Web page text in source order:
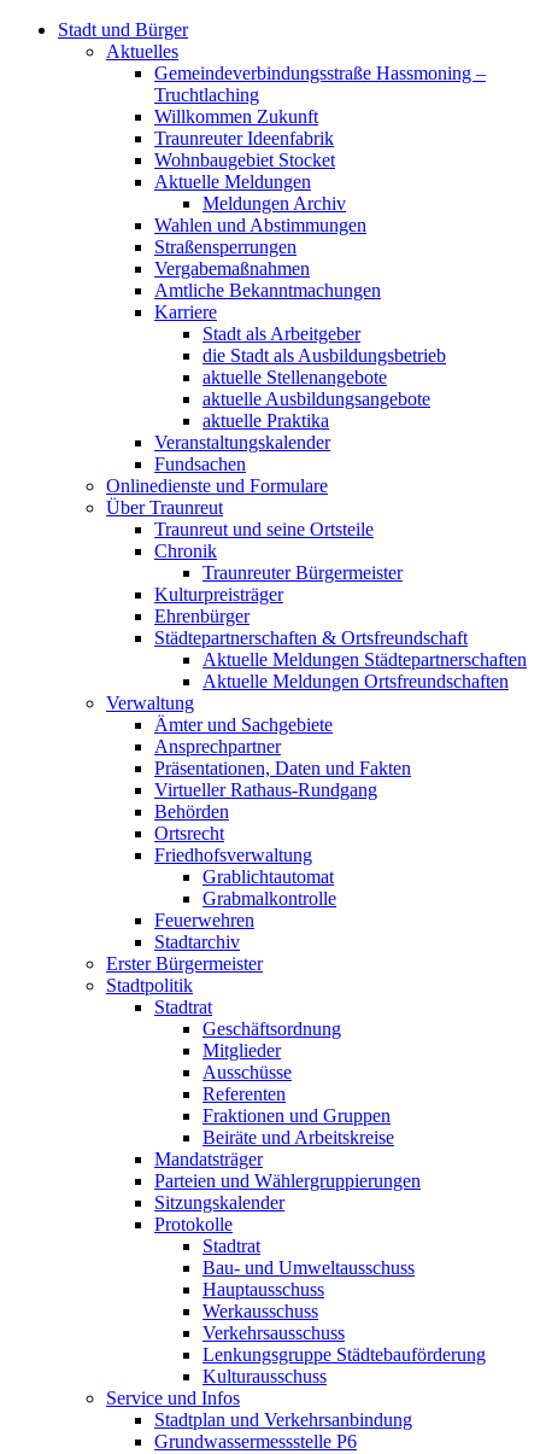
Stadt und Bürger
Aktuelles
Gemeindeverbindungsstraße Hassmoning –
Truchtlaching
Willkommen Zukunft
Traunreuter Ideenfabrik
Wohnbaugebiet Stocket
Aktuelle Meldungen
Meldungen Archiv
Wahlen und Abstimmungen
Straßensperrungen
Vergabemaßnahmen
Amtliche Bekanntmachungen
Karriere
Stadt als Arbeitgeber
die Stadt als Ausbildungsbetrieb
aktuelle Stellenangebote
aktuelle Ausbildungsangebote
aktuelle Praktika
Veranstaltungskalender
Fundsachen
Onlinedienste und Formulare
Über Traunreut
Traunreut und seine Ortsteile
Chronik
Traunreuter Bürgermeister
Kulturpreisträger
Ehrenbürger
Städtepartnerschaften & Ortsfreundschaft
Aktuelle Meldungen Städtepartnerschaften
Aktuelle Meldungen Ortsfreundschaften
Verwaltung
Ämter und Sachgebiete
Ansprechpartner
Präsentationen, Daten und Fakten
Virtueller Rathaus-Rundgang
Behörden
Ortsrecht
Friedhofsverwaltung
Grablichtautomat
Grabmalkontrolle
Feuerwehren
Stadtarchiv
Erster Bürgermeister
Stadtpolitik
Stadtrat
Geschäftsordnung
Mitglieder
Ausschüsse
Referenten
Fraktionen und Gruppen
Beiräte und Arbeitskreise
Mandatsträger
Parteien und Wählergruppierungen
Sitzungskalender
Protokolle
Stadtrat
Bau- und Umweltausschuss
Hauptausschuss
Werkausschuss
Verkehrsausschuss
Lenkungsgruppe Städtebauförderung
Kulturausschuss
Service und Infos
Stadtplan und Verkehrsanbindung
Grundwassermessstelle P6